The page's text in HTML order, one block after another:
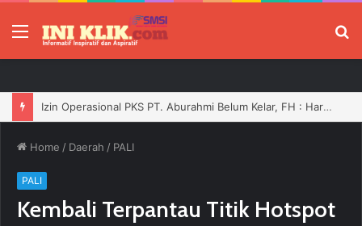
Menu
Izin Operasional PKS PT. Aburahmi Belum Kelar, FH : Harusnya Tidak Boleh Bergerak Sebelum Dilengkapi
Home / Daerah / PALI
PALI
Kembali Terpantau Titik Hotspot